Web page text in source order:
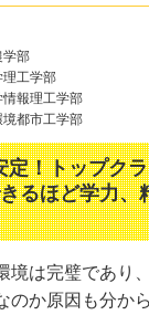
学部
工学部
報理工学部
都市工学部
！トップク
るほど学力
は完璧であり
のか原因も分か